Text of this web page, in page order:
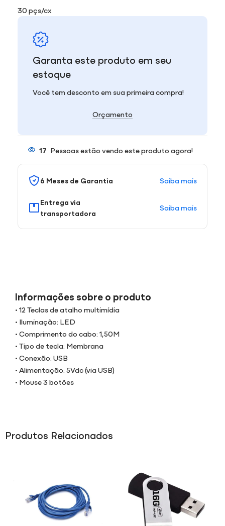
30 pçs/cx
Garanta este produto em seu
estoque
Você tem desconto em sua primeira compra!
Orçamento
17 Pessoas estão vendo este produto agora!
6 Meses de Garantia Saiba mais
Entrega via
transportadora
Saiba mais
Informações sobre o produto
• 12 Teclas de atalho multimídia
• Iluminação: LED
• Comprimento do cabo: 1,50M
• Tipo de tecla: Membrana
• Conexão: USB
• Alimentação: 5Vdc (via USB)
• Mouse 3 botões
Produtos Relacionados